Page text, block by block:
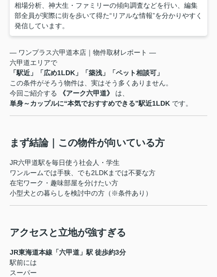
相場分析、神大生・ファミリーの傾向調査などを行い、編集
部全員が実際に街を歩いて得た“リアルな情報”を分かりやすく
発信しています。
― ワンプラス六甲道本店｜物件取材レポート ―
六甲道エリアで
「駅近」「広め1LDK」「築浅」「ペット相談可」
この条件がそろう物件は、実はそう多くありません。
今回ご紹介する
《アーク六甲道》
は、
単身～カップルに“本気でおすすめできる”駅近1LDK です。
まず結論｜この物件が向いている方
JR六甲道駅を毎日使う社会人・学生
ワンルームでは手狭、でも2LDKまでは不要な方
在宅ワーク・趣味部屋を分けたい方
小型犬との暮らしを検討中の方（※条件あり）
アクセスと立地が強すぎる
JR東海道本線「六甲道」駅 徒歩約3分
駅前には
スーパー